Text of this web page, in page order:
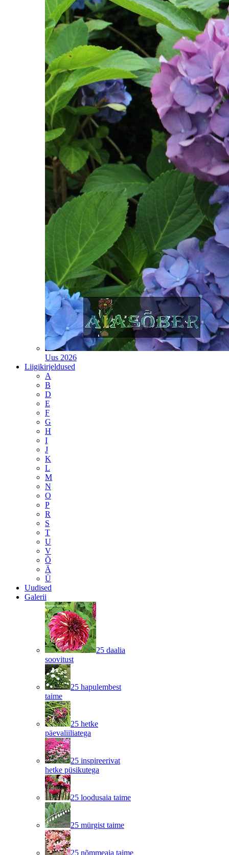
Uus 2026
Liigikirjeldused
A
B
D
E
F
G
H
I
J
K
L
M
N
O
P
R
S
T
U
V
Õ
Ä
Ü
Uudised
Galerii
25 daalia
soovitust
25 hapulembest
taime
25 hetke
päevaliiliatega
25 inspireerivat
hetke püsikutega
25 loodusaia taime
25 mürgist taime
25 nõmmeaia taime